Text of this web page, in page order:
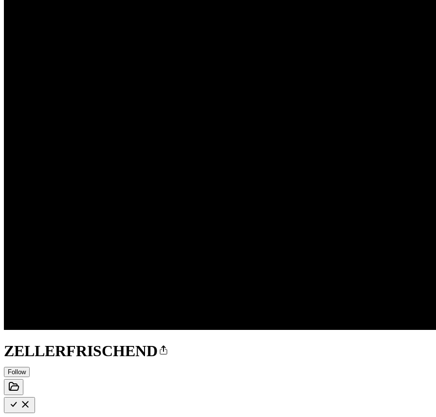
ZELLERFRISCHEND
Follow